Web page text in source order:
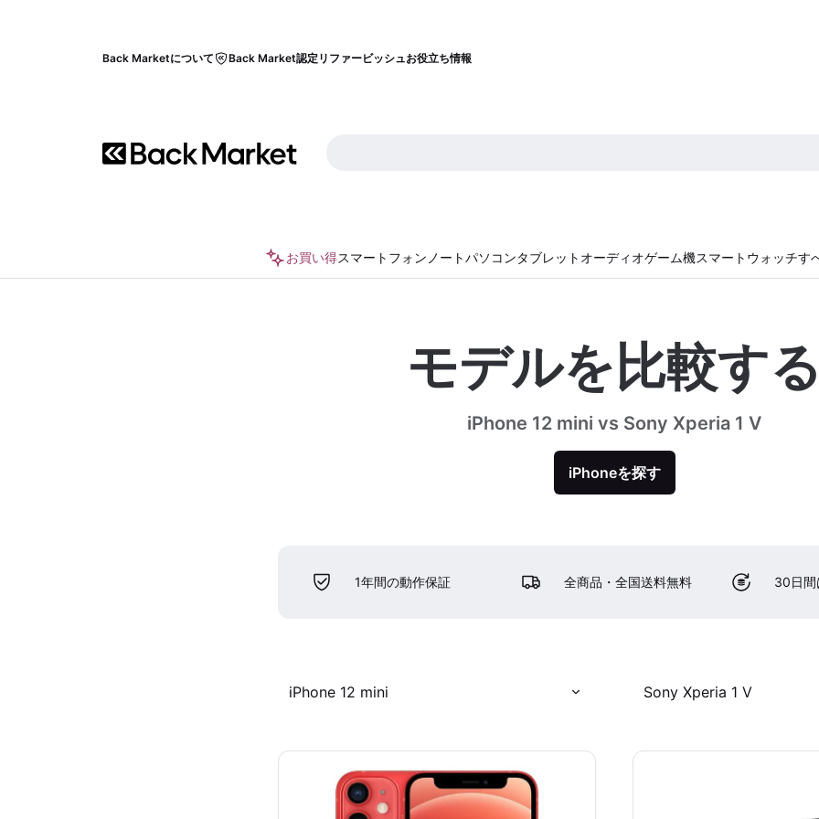
Back Marketについて Back Market認定リファービッシュお役立ち情報
お買い得スマートフォン ノートパソコンタブレット オーディオゲーム機スマートウォッチす
モデルを比較する
iPhone 12 mini vs Sony Xperia 1 V
iPhoneを探す
1年間の動作保証 全商品・全国送料無料 30日間
iPhone 12 mini Sony Xperia 1 V